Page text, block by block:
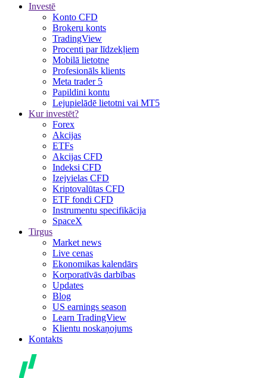
Investē
Konto CFD
Brokeru konts
TradingView
Procenti par līdzekļiem
Mobilā lietotne
Profesionāls klients
Meta trader 5
Papildini kontu
Lejupielādē lietotni vai MT5
Kur investēt?
Forex
Akcijas
ETFs
Akcijas CFD
Indeksi CFD
Izejvielas CFD
Kriptovalūtas CFD
ETF fondi CFD
Instrumentu specifikācija
SpaceX
Tirgus
Market news
Live cenas
Ekonomikas kalendārs
Korporatīvās darbības
Updates
Blog
US earnings season
Learn TradingView
Klientu noskaņojums
Kontakts